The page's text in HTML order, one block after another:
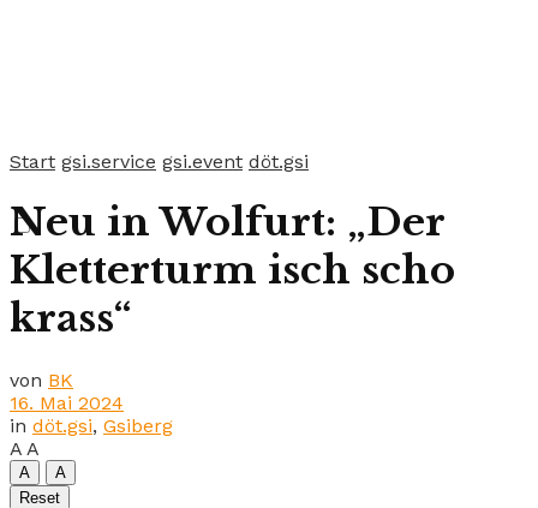
Start gsi.service gsi.event döt.gsi
Neu in Wolfurt: „Der
Kletterturm isch scho
krass“
von BK
16. Mai 2024
in döt.gsi, Gsiberg
A A
A
A
Reset